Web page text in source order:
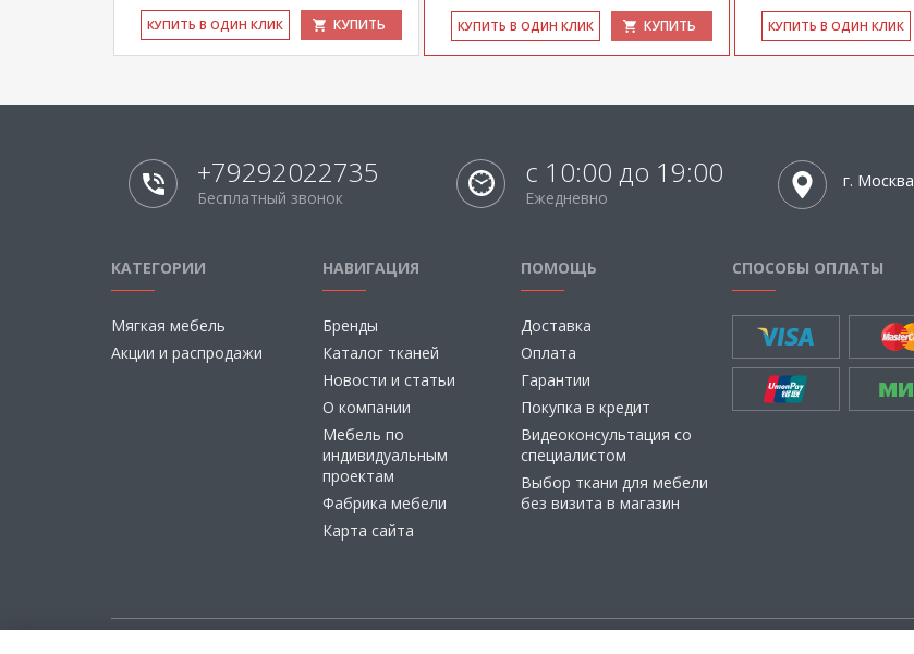
КУ­ПИТЬ В ОДИН КЛИК КУПИТЬ КУ­ПИТЬ В ОДИН КЛИК КУПИТЬ КУ­ПИТЬ В ОДИН КЛИК
+79292022735
Бесплатный звонок
с 10:00 до 19:00
Ежедневно
г. Москва
КАТЕГОРИИ
Мягкая мебель
Акции и распродажи
НАВИГАЦИЯ
Бренды
Каталог тканей
Новости и статьи
О компании
Мебель по
индивидуальным
проектам
Фабрика мебели
Карта сайта
ПОМОЩЬ
Доставка
Оплата
Гарантии
Покупка в кредит
Видеоконсультация со
специалистом
Выбор ткани для мебели
без визита в магазин
СПОСОБЫ ОПЛАТЫ